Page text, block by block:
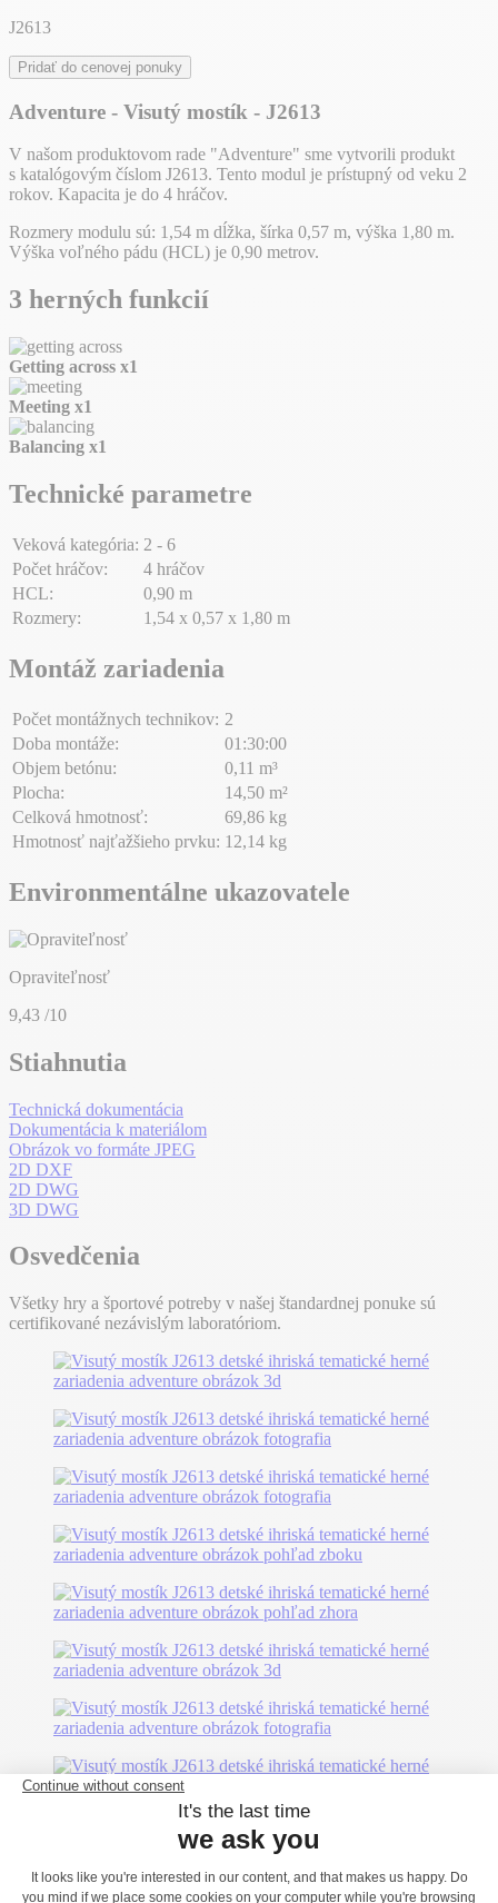
J2613
Pridať do cenovej ponuky
Adventure - Visutý mostík - J2613
V našom produktovom rade "Adventure" sme vytvorili produkt
s katalógovým číslom J2613. Tento modul je prístupný od veku 2
rokov. Kapacita je do 4 hráčov.
Rozmery modulu sú: 1,54 m dĺžka, šírka 0,57 m, výška 1,80 m.
Výška voľného pádu (HCL) je 0,90 metrov.
3 herných funkcií
Getting across x1
Meeting x1
Balancing x1
Technické parametre
Veková kategória: 2 - 6
Počet hráčov:
4 hráčov
HCL:
0,90 m
Rozmery:
1,54 x 0,57 x 1,80 m
Montáž zariadenia
Počet montážnych technikov: 2
Doba montáže:
01:30:00
Objem betónu:
0,11 m³
Plocha:
14,50 m²
Celková hmotnosť:
69,86 kg
Hmotnosť najťažšieho prvku: 12,14 kg
Environmentálne ukazovatele
Opraviteľnosť
9,43 /10
Stiahnutia
Technická dokumentácia
Dokumentácia k materiálom
Obrázok vo formáte JPEG
2D DXF
2D DWG
3D DWG
Osvedčenia
Všetky hry a športové potreby v našej štandardnej ponuke sú
certifikované nezávislým laboratóriom.